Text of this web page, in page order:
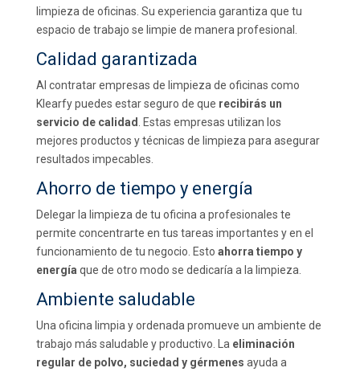
limpieza de oficinas. Su experiencia garantiza que tu
espacio de trabajo se limpie de manera profesional.
Calidad garantizada
Al contratar empresas de limpieza de oficinas como
Klearfy puedes estar seguro de que recibirás un
servicio de calidad
. Estas empresas utilizan los
mejores productos y técnicas de limpieza para asegurar
resultados impecables.
Ahorro de tiempo y energía
Delegar la limpieza de tu oficina a profesionales te
permite concentrarte en tus tareas importantes y en el
funcionamiento de tu negocio. Esto ahorra tiempo y
energía que de otro modo se dedicaría a la limpieza.
Ambiente saludable
Una oficina limpia y ordenada promueve un ambiente de
trabajo más saludable y productivo. La eliminación
regular de polvo, suciedad y gérmenes ayuda a